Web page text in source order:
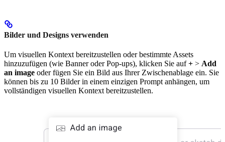
Bilder und Designs verwenden
Um visuellen Kontext bereitzustellen oder bestimmte Assets
hinzuzufügen (wie Banner oder Pop-ups), klicken Sie auf+ > Add
an image oder fügen Sie ein Bild aus Ihrer Zwischenablage ein. Sie
können bis zu 10 Bilder in einem einzigen Prompt anhängen, um
vollständigen visuellen Kontext bereitzustellen.